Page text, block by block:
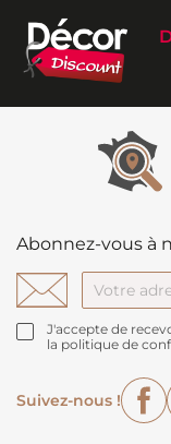
Abonnez-vous à
J'accepte de
la politique de
Suivez-nous !